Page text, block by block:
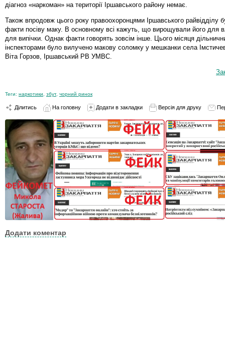
діагноз «наркоман» на території Іршавського району немає.
Також впродовж цього року правоохоронцями Іршавського райвідділу
факти посіву маку. В основному всі кажуть, що вирощували його для
для випічки. Однак факти говорять зовсім інше. Цього місяця
інспекторами було вилучено макову соломку у мешканки села
Віта Горзов, Іршавський РВ УМВС.
Теги: наркотики збут, чорний ринок
Ділитись На головну Додати в закладки Версія для друку
Додати коментар